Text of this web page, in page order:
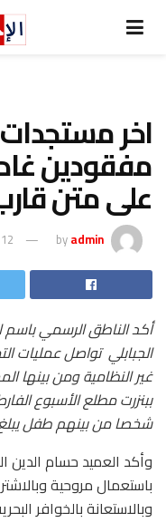
اخر
مفقودين
على متن
byadmin 12 فبراير 2024
أكد الناطق الرسمي
الجبابلي تواصل عمليات
غير النظامية ومن بينها
شخصا من بينهم طفل يبلغ من
وأكد العميد حسام الدين
باستعمال مروحية
وبالاستعانة بالخوافر